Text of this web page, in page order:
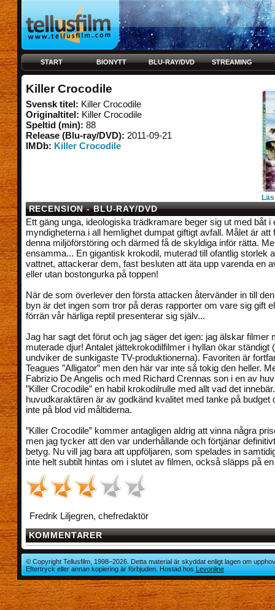
START BIONYTT BLU-RAY/DVD STREAMING
Killer Crocodile
Svensk titel: Killer Crocodile
Originaltitel: Killer Crocodile
Speltid (min): 88
Release (Blu-ray/DVD): 2011-09-21
IMDb: Killer Crocodile
RECENSION - BLU-RAY/DVD
Ett gäng unga, ideologiska trädkramare beger sig ut med båt i
myndigheterna i all hemlighet dumpat giftigt avfall. Målet är att
denna miljöförstöring och därmed få de skyldiga inför rätta.
ensamma... En gigantisk krokodil, muterad till ofantlig storlek
vattnet, attackerar dem, fast besluten att äta upp varenda en
eller utan bostongurka på toppen!
När de som överlever den första attacken återvänder in till
byn är det ingen som tror på deras rapporter om vare sig gift
förrän vår härliga reptil presenterar sig själv...
Jag har sagt det förut och jag säger det igen: jag älskar filmer
muterade djur! Antalet jättekrokodilfilmer i hyllan ökar ständigt
undviker de sunkigaste TV-produktionerna). Favoriten är
Teagues ”Alligator” men den här var inte så tokig den heller.
Fabrizio De Angelis och med Richard Crennas son i en av
”Killer Crocodile” en habil krokodilrulle med allt vad det
huvudkaraktären är av godkänd kvalitet med tanke på budget
inte på blod vid måltiderna.
”Killer Crocodile” kommer antagligen aldrig att vinna några
men jag tycker att den var underhållande och förtjänar
betyg. Nu vill jag bara att uppföljaren, som spelades in
inte helt subtilt hintas om i slutet av filmen, också släpps på
Fredrik Liljegren, chefredaktör
KOMMENTARER
© Copyright Tellusfilm, 1998–2026. Detta material är skyddat enligt lagen om
Eftertryck eller annan kopiering är förbjuden. Hostad hosLevonline